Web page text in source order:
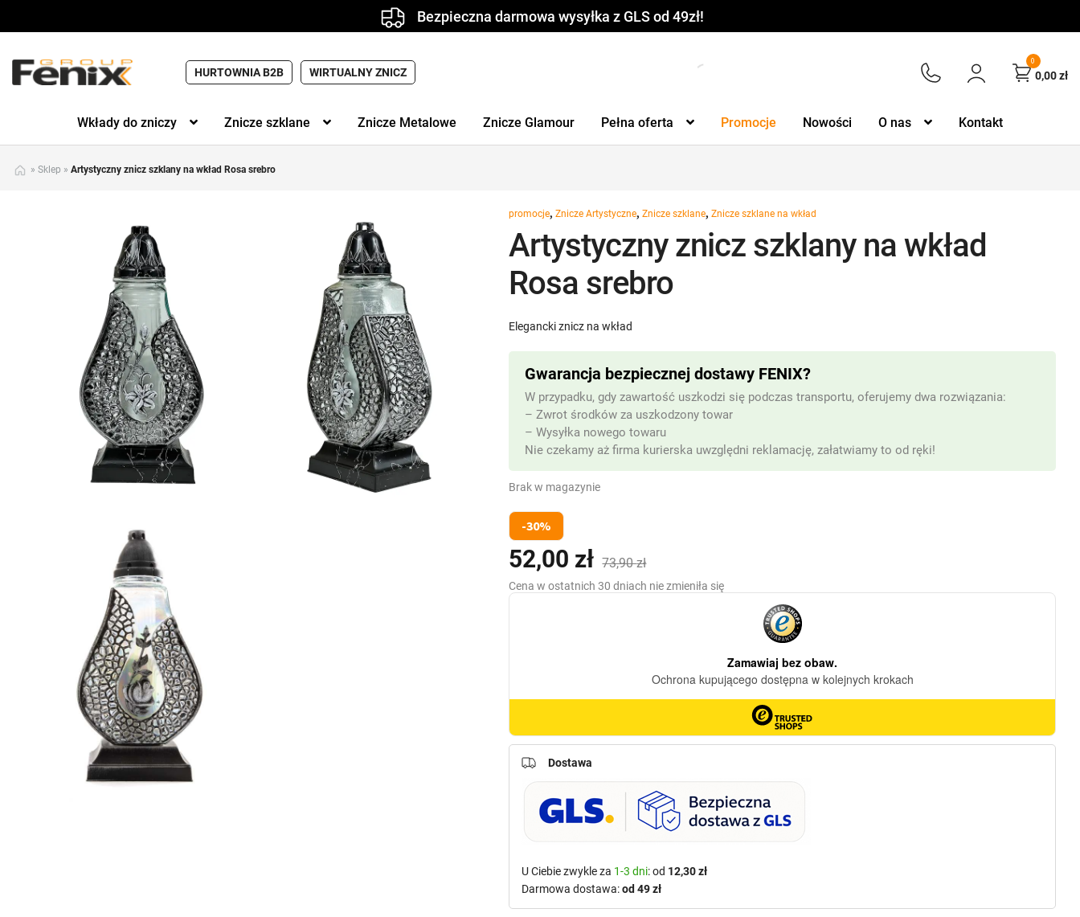
Bezpieczna darmowa wysyłka z GLS od 49zł!
HURTOWNIA B2B WIRTUALNY ZNICZ
0
0,00zł
Wkłady do zniczy Znicze szklane Znicze Metalowe Znicze Glamour Pełna oferta Promocje Nowości O nas Kontakt
» Sklep » Artystyczny znicz szklany na wkład Rosa srebro
promocje,Znicze Artystyczne,Znicze szklane,Znicze szklane na wkład
Artystyczny znicz szklany na wkład
Rosa srebro
73,90zł
Pierwotna
cena
52,00 zł
Aktualna
cena
Cena w ostatnich 30 dniach nie zmieniła się
-30%
Elegancki znicz na wkład
Brak w magazynie
Gwarancja bezpiecznej dostawy FENIX?
W przypadku, gdy zawartość uszkodzi się podczas transportu, oferujemy dwa rozwiązania:
– Zwrot środków za uszkodzony towar
– Wysyłka nowego towaru
Nie czekamy aż firma kurierska uwzględni reklamację, załatwiamy to od ręki!
Dostawa
U Ciebie zwykle za 1-3 dni: od 12,30 zł
Darmowa dostawa:od 49 zł